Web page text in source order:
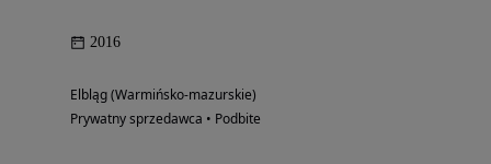
2016
Elbląg (Warmińsko-mazurskie)
Prywatny sprzedawca • Podbite